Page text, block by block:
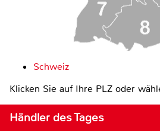
Schweiz
Klicken Sie auf Ihre PLZ oder
Händler des Tages